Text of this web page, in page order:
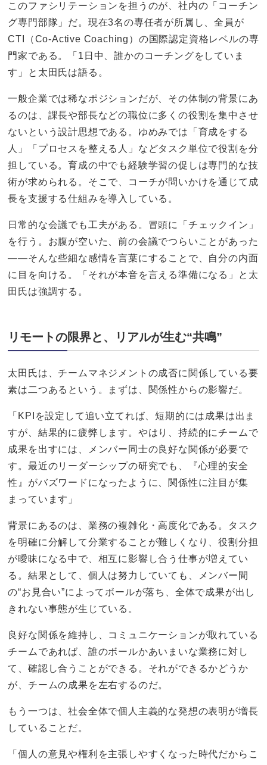
このファシリテーションを担うのが、社内の「コーチン
グ専門部隊」だ。現在3名の専任者が所属し、全員が
CTI（Co-Active Coaching）の国際認定資格レベルの専
門家である。「1日中、誰かのコーチングをしていま
す」と太田氏は語る。
一般企業では稀なポジションだが、その体制の背景にあ
るのは、課長や部長などの職位に多くの役割を集中させ
ないという設計思想である。ゆめみでは「育成をする
人」「プロセスを整える人」などタスク単位で役割を分
担している。育成の中でも経験学習の促しは専門的な技
術が求められる。そこで、コーチが問いかけを通じて成
長を支援する仕組みを導入している。
日常的な会議でも工夫がある。冒頭に「チェックイン」
を行う。お腹が空いた、前の会議でつらいことがあった
——そんな些細な感情を言葉にすることで、自分の内面
に目を向ける。「それが本音を言える準備になる」と太
田氏は強調する。
リモートの限界と、リアルが生む“共鳴”
太田氏は、チームマネジメントの成否に関係している要
素は二つあるという。まずは、関係性からの影響だ。
「KPIを設定して追い立てれば、短期的には成果は出ま
すが、結果的に疲弊します。やはり、持続的にチームで
成果を出すには、メンバー同士の良好な関係が必要で
す。最近のリーダーシップの研究でも、『心理的安全
性』がバズワードになったように、関係性に注目が集
まっています」
背景にあるのは、業務の複雑化・高度化である。タスク
を明確に分解して分業することが難しくなり、役割分担
が曖昧になる中で、相互に影響し合う仕事が増えてい
る。結果として、個人は努力していても、メンバー間
の“お見合い”によってボールが落ち、全体で成果が出し
きれない事態が生じている。
良好な関係を維持し、コミュニケーションが取れている
チームであれば、誰のボールかあいまいな業務に対し
て、確認し合うことができる。それができるかどうか
が、チームの成果を左右するのだ。
もう一つは、社会全体で個人主義的な発想の表明が増長
していることだ。
「個人の意見や権利を主張しやすくなった時代だからこ